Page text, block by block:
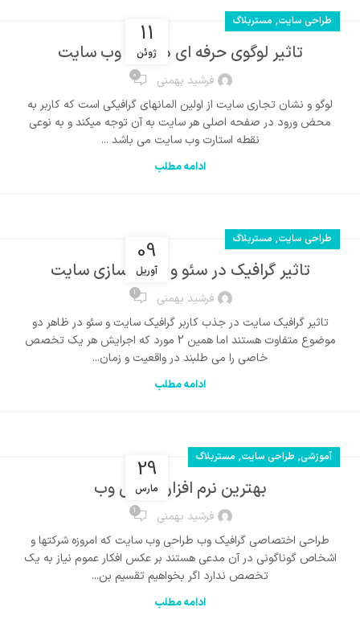
11
ژوئن
طراحی سایت, مستربلاگ
تاثیر لوگوی حرفه ای در رشد وب سایت
فرشید بهمنی 0
لوگو و نشان تجاری سایت از اولین المانهای گرافیکی است که کاربر به
محض ورود در صفحه اصلی هر سایت به آن توجه میکند و به نوعی
نقطه استارت وب سایت می باشد ...
ادامه مطلب
09
آوریل
طراحی سایت, مستربلاگ
تاثیر گرافیک در سئو و بهینه سازی سایت
فرشید بهمنی 1
تاثیر گرافیک سایت در جذب کاربر گرافیک سایت و سئو در ظاهر دو
موضوع متفاوت هستند اما همین 2 مورد که اجرایش هر یک تخصص
خاصی را می طلبند در واقعیت و زمان...
ادامه مطلب
29
مارس
آموزشی, طراحی سایت, مستربلاگ
بهترین نرم افزار طراحی وب
فرشید بهمنی 1
طراحی اختصاصی گرافیک وب طراحی وب سایت که امروزه شرکتها و
اشخاص گوناگونی در آن مدعی هستند بر عکس افکار عموم نیاز به یک
تخصص ندارد اگر بخواهیم تقسیم بن...
ادامه مطلب